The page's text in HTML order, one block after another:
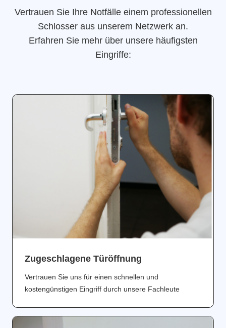
Vertrauen Sie Ihre Notfälle einem professionellen
Schlosser aus unserem Netzwerk an.
Erfahren Sie mehr über unsere häufigsten
Eingriffe:
Zugeschlagene Türöffnung
Vertrauen Sie uns für einen schnellen und
kostengünstigen Eingriff durch unsere Fachleute